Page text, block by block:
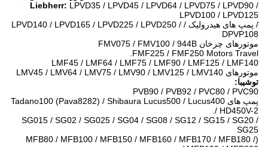
Liebherr: LPVD35 / LPVD45 / LPVD64 / LPVD75 / LPVD90 /
LPVD100 / LPVD125
/ پمپ های هیدرولیک / LPVD140 / LPVD165 / LPVD225 / LPVD250 /
DPVP108
موتورهای چرخان FMV075 / FMV100 / 944B
FMF225 / FMF250 Motors Travel.
LMF45 / LMF64 / LMF75 / LMF90 / LMF125 / LMF140
موتورهای LMV45 / LMV64 / LMV75 / LMV90 / LMV125 / LMV140
توشیبا:
PVB90 / PVB92 / PVC80 / PVC90
پمپ های Tadano100 (Pava8282) / Shibaura Lucus500 / Lucus400
/ HD450V-2.
SG015 / SG02 / SG025 / SG04 / SG08 / SG12 / SG15 / SG20 /
SG25
(MFB80 / MFB100 / MFB150 / MFB160 / MFB170 / MFB180 /